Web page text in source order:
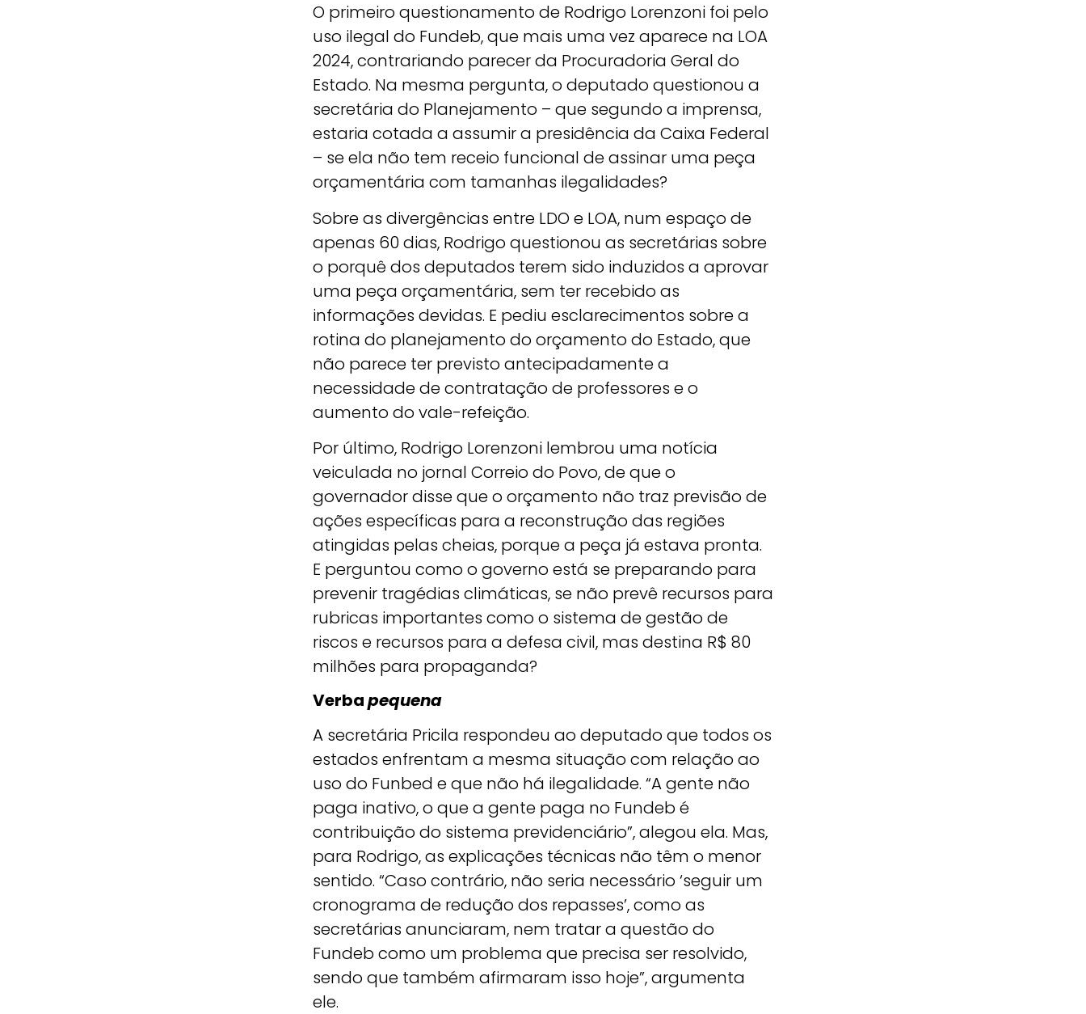
O primeiro questionamento de Rodrigo Lorenzoni foi pelo
uso ilegal do Fundeb, que mais uma vez aparece na LOA
2024, contrariando parecer da Procuradoria Geral do
Estado. Na mesma pergunta, o deputado questionou a
secretária do Planejamento – que segundo a imprensa,
estaria cotada a assumir a presidência da Caixa Federal
– se ela não tem receio funcional de assinar uma peça
orçamentária com tamanhas ilegalidades?
Sobre as divergências entre LDO e LOA, num espaço de
apenas 60 dias, Rodrigo questionou as secretárias sobre
o porquê dos deputados terem sido induzidos a aprovar
uma peça orçamentária, sem ter recebido as
informações devidas. E pediu esclarecimentos sobre a
rotina do planejamento do orçamento do Estado, que
não parece ter previsto antecipadamente a
necessidade de contratação de professores e o
aumento do vale-refeição.
Por último, Rodrigo Lorenzoni lembrou uma notícia
veiculada no jornal Correio do Povo, de que o
governador disse que o orçamento não traz previsão de
ações específicas para a reconstrução das regiões
atingidas pelas cheias, porque a peça já estava pronta.
E perguntou como o governo está se preparando para
prevenir tragédias climáticas, se não prevê recursos para
rubricas importantes como o sistema de gestão de
riscos e recursos para a defesa civil, mas destina R$ 80
milhões para propaganda?
Verbapequena
A secretária Pricila respondeu ao deputado que todos os
estados enfrentam a mesma situação com relação ao
uso do Funbed e que não há ilegalidade. “A gente não
paga inativo, o que a gente paga no Fundeb é
contribuição do sistema previdenciário”, alegou ela. Mas,
para Rodrigo, as explicações técnicas não têm o menor
sentido. “Caso contrário, não seria necessário ‘seguir um
cronograma de redução dos repasses’, como as
secretárias anunciaram, nem tratar a questão do
Fundeb como um problema que precisa ser resolvido,
sendo que também afirmaram isso hoje”, argumenta
ele.